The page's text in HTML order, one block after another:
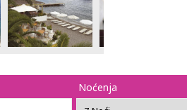
Noćenja